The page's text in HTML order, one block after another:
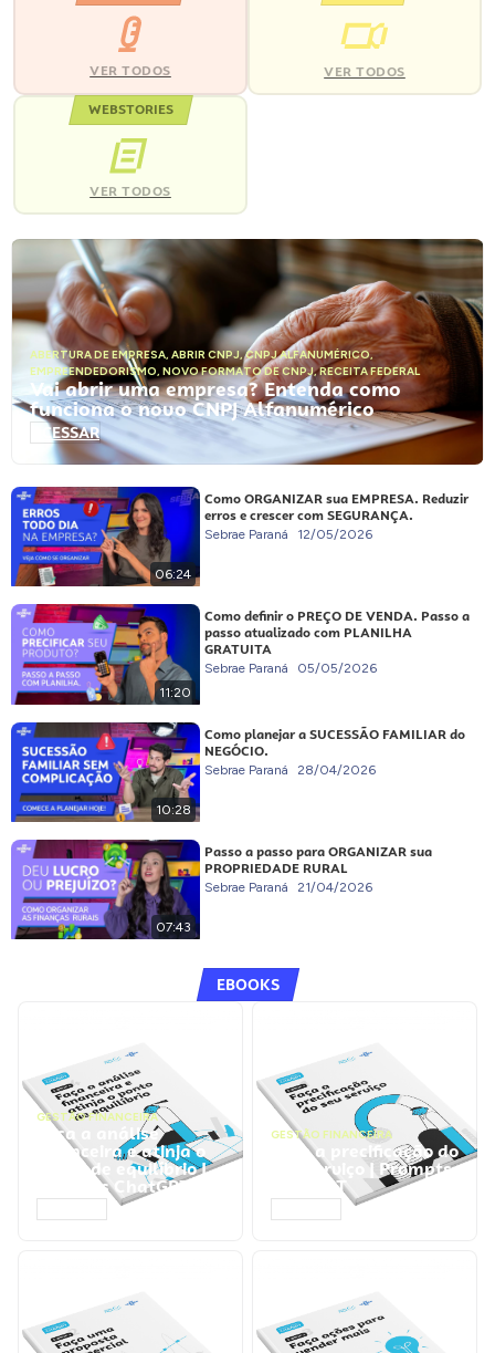
VER TODOS VER TODOS
WEBSTORIES
VER TODOS
ABERTURA DE EMPRESA, ABRIR CNPJ,CNPJ ALFANUMÉRICO,
EMPREENDEDORISMO, NOVO FORMATO DE CNPJ,RECEITA FEDERAL
Vai abrir uma empresa? Entenda como
funciona o novo CNPJ Alfanumérico
ACESSAR
06:24
Como ORGANIZAR sua EMPRESA. Reduzir
erros e crescer com SEGURANÇA.
Sebrae Paraná 12/05/2026
11:20
Como definir o PREÇO DE VENDA. Passo a
passo atualizado com PLANILHA
GRATUITA
Sebrae Paraná 05/05/2026
10:28
Como planejar a SUCESSÃO FAMILIAR do
NEGÓCIO.
Sebrae Paraná 28/04/2026
07:43
Passo a passo para ORGANIZAR sua
PROPRIEDADE RURAL
Sebrae Paraná 21/04/2026
EBOOKS
GESTÃO FINANCEIRA
Faça a análise
financeira e atinja o
ponto de equilíbrio |
Prompts ChatGPT
GESTÃO FINANCEIRA
Faça a precificação do
seu serviço | Prompts
ChatGPT